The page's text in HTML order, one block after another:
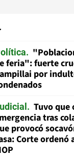
feria": fuerte
por
Tuvo que
tras
provocó
Corte ordenó